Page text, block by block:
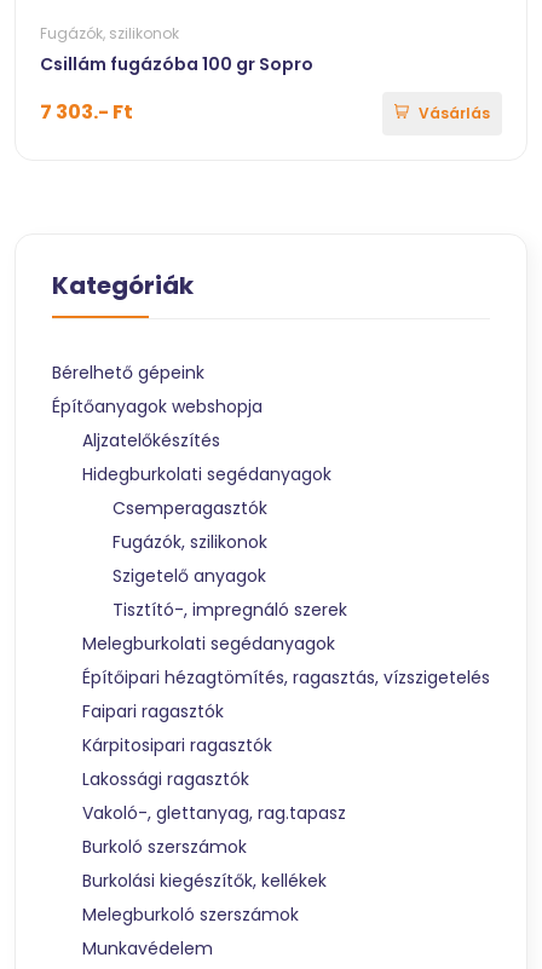
Fugázók, szilikonok
Csillám fugázóba 100 gr Sopro
7 303.- Ft Vásárlás
Kategóriák
Bérelhető gépeink
Építőanyagok webshopja
Aljzatelőkészítés
Hidegburkolati segédanyagok
Csemperagasztók
Fugázók, szilikonok
Szigetelő anyagok
Tisztító-, impregnáló szerek
Melegburkolati segédanyagok
Építőipari hézagtömítés, ragasztás, vízszigetelés
Faipari ragasztók
Kárpitosipari ragasztók
Lakossági ragasztók
Vakoló-, glettanyag, rag.tapasz
Burkoló szerszámok
Burkolási kiegészítők, kellékek
Melegburkoló szerszámok
Munkavédelem